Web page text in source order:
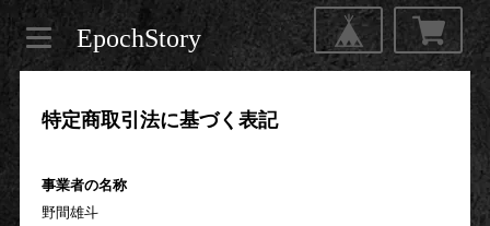
EpochStory
特定商取引法に基づく表記
事業者の名称
野間雄斗